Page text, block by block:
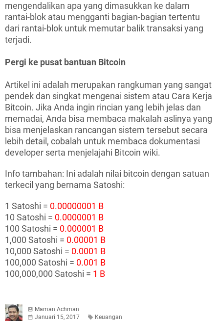
mengendalikan apa yang dimasukkan ke dalam
rantai-blok atau mengganti bagian-bagian tertentu
dari rantai-blok untuk memutar balik transaksi yang
terjadi.
Pergi ke pusat bantuan Bitcoin
Artikel ini adalah merupakan rangkuman yang sangat
pendek dan singkat mengenai sistem atau Cara Kerja
Bitcoin. Jika Anda ingin rincian yang lebih jelas dan
memadai, Anda bisa membaca makalah aslinya yang
bisa menjelaskan rancangan sistem tersebut secara
lebih detail, cobalah untuk membaca dokumentasi
developer serta menjelajahi Bitcoin wiki.
Info tambahan: Ini adalah nilai bitcoin dengan satuan
terkecil yang bernama Satoshi:
1 Satoshi = 0.00000001 B
10 Satoshi = 0.0000001 B
100 Satoshi = 0.000001 B
1,000 Satoshi = 0.00001 B
10,000 Satoshi = 0.0001 B
100,000 Satoshi = 0.001 B
100,000,000 Satoshi = 1 B
Maman Achman
Januari 15, 2017
Keuangan